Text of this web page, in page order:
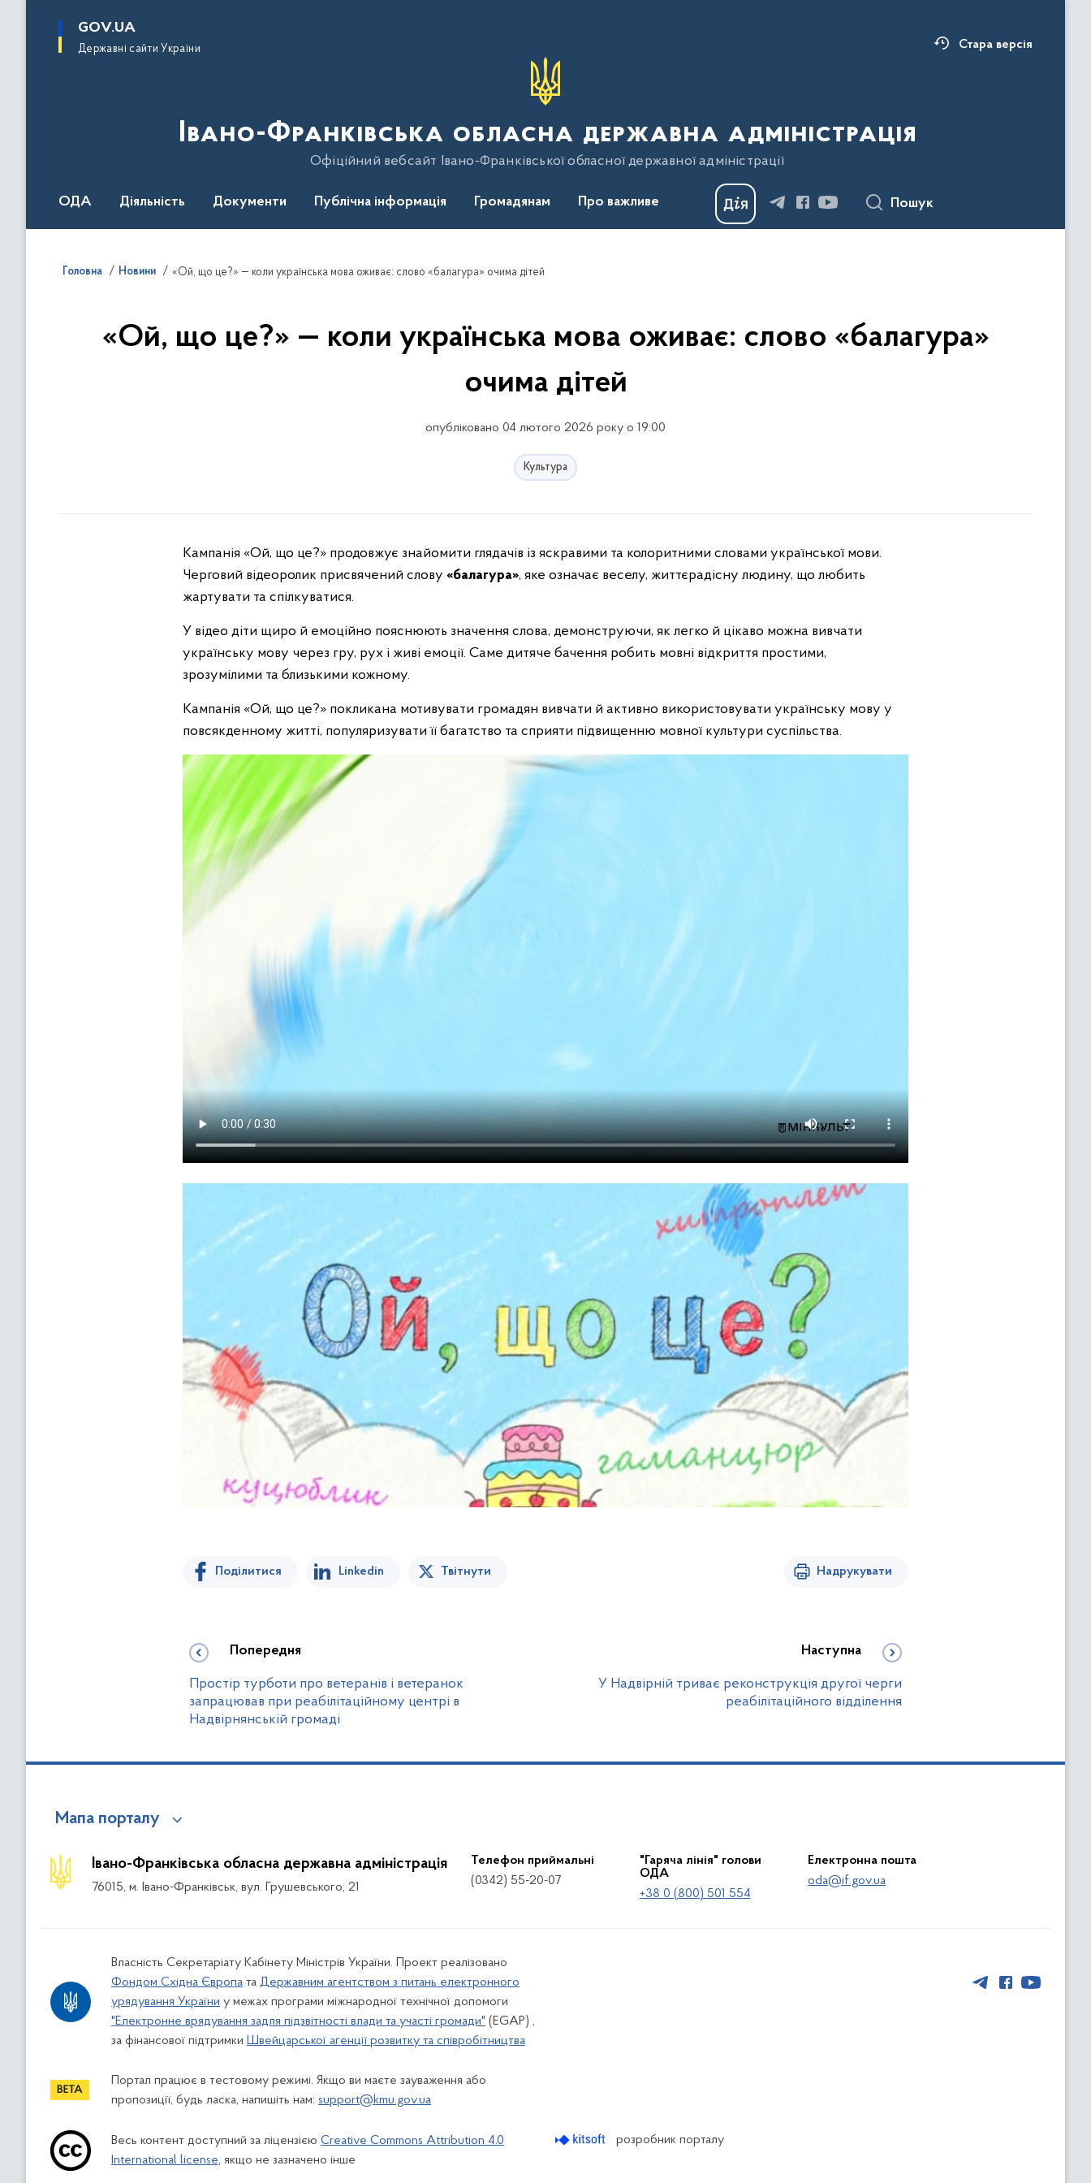
основного
GOV.UA
Державні сайти України Стара версія
Івано-Франківська обласна державна адміністрація
Офіційний вебсайт Івано-Франківської обласної державної адміністрації
ОДА Діяльність Документи Публічна інформація Громадянам Про важливе Пошук
Головна Новини «Ой, що це?» — коли українська мова оживає: слово «балагура» очима дітей
«Ой, що це?» — коли українська мова оживає: слово «балагура»
очима дітей
опубліковано 04 лютого 2026 року о 19:00
Культура
Кампанія «Ой, що це?» продовжує знайомити глядачів із яскравими та колоритними словами української мови.
Черговий відеоролик присвячений слову «балагура», яке означає веселу, життєрадісну людину, що любить
жартувати та спілкуватися.
У відео діти щиро й емоційно пояснюють значення слова, демонструючи, як легко й цікаво можна вивчати
українську мову через гру, рух і живі емоції. Саме дитяче бачення робить мовні відкриття простими,
зрозумілими та близькими кожному.
Кампанія «Ой, що це?» покликана мотивувати громадян вивчати й активно використовувати українську мову у
повсякденному житті, популяризувати її багатство та сприяти підвищенню мовної культури суспільства.
Поділитися Linkedin Твітнути Надрукувати
Попередня
Простір турботи про ветеранів і ветеранок
запрацював при реабілітаційному центрі в
Надвірнянській громаді
Наступна
У Надвірній триває реконструкція другої черги
реабілітаційного відділення
Мапа порталу
Івано-Франківська обласна державна адміністрація
76015, м. Івано-Франківськ, вул. Грушевського, 21
Телефон приймальні
(0342) 55-20-07
"Гаряча лінія" голови
ОДА
+38 0 (800) 501 554
Електронна пошта
oda@if.gov.ua
Власність Секретаріату Кабінету Міністрів України. Проект реалізовано
Фондом Східна Європа та Державним агентством з питань електронного
урядування України у межах програми міжнародної технічної допомоги
"Електронне врядування задля підзвітності влади та участі громади" (EGAP) ,
за фінансової підтримки Швейцарської агенції розвитку та співробітництва
Портал працює в тестовому режимі. Якщо ви маєте зауваження або
пропозиції, будь ласка, напишіть нам: support@kmu.gov.ua
Весь контент доступний за ліцензією Creative Commons Attribution 4.0
International license, якщо не зазначено інше
розробник порталу